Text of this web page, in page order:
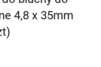
4,8 x 35mm